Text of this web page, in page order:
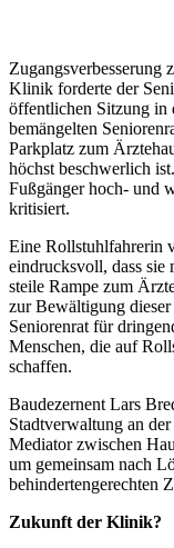
Zugangsverbesserung
Klinik forderte der
öffentlichen Sitzung
bemängelten
Parkplatz zum
höchst beschwerlich
Fußgänger hoch- und
kritisiert.
Eine Rollstuhlfahrerin
eindrucksvoll, dass
steile Rampe zum
zur Bewältigung
Seniorenrat für
Menschen, die auf
schaffen.
Baudezernent Lars
Stadtverwaltung an
Mediator zwischen
um gemeinsam nach
behindertengerechten
Zukunft der Klinik?